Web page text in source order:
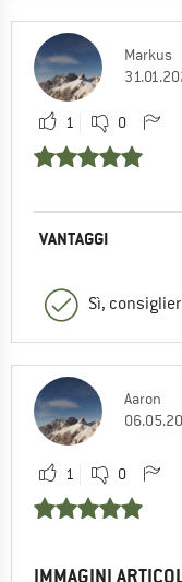
Markus
1 0
VANTAGGI
Sì,
Aaron
1 0
IMMAGINI